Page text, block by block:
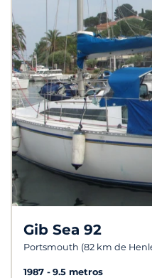
Gib Sea 92
Portsmouth (82 km de
1987
9.5 metros